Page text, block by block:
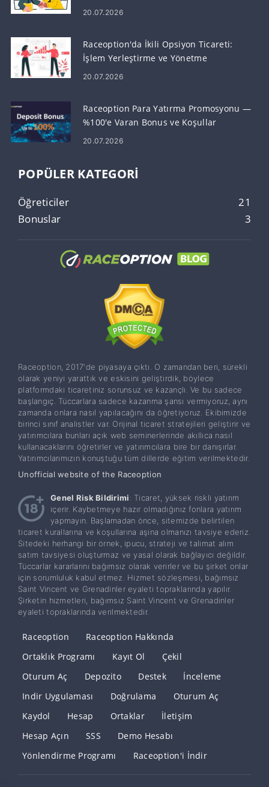
Raceoption'ı Seçiyor?
20.07.2026
Raceoption'da İkili Opsiyon Ticareti:
İşlem Yerleştirme ve Yönetme
20.07.2026
Raceoption Para Yatırma Promosyonu —
%100'e Varan Bonus ve Koşullar
20.07.2026
POPÜLER KATEGORI
Öğreticiler
21
Bonuslar
3
Raceoption, 2017'de piyasaya çıktı. O zamandan beri, sürekli
olarak yeniyi yarattık ve eskisini geliştirdik, böylece
platformdaki ticaretiniz sorunsuz ve kazançlı. Ve bu sadece
başlangıç. Tüccarlara sadece kazanma şansı vermiyoruz, aynı
zamanda onlara nasıl yapılacağını da öğretiyoruz. Ekibimizde
birinci sınıf analistler var. Orijinal ticaret stratejileri geliştirir ve
yatırımcılara bunları açık web seminerlerinde akıllıca nasıl
kullanacaklarını öğretirler ve yatırımcılara bire bir danışırlar.
Yatırımcılarımızın konuştuğu tüm dillerde eğitim verilmektedir.
Unofficial website of the Raceoption
Genel Risk Bildirimi: Ticaret, yüksek riskli yatırım
içerir. Kaybetmeye hazır olmadığınız fonlara yatırım
yapmayın. Başlamadan önce, sitemizde belirtilen
ticaret kurallarına ve koşullarına aşina olmanızı tavsiye ederiz.
Sitedeki herhangi bir örnek, ipucu, strateji ve talimat alım
satım tavsiyesi oluşturmaz ve yasal olarak bağlayıcı değildir.
Tüccarlar kararlarını bağımsız olarak verirler ve bu şirket onlar
için sorumluluk kabul etmez. Hizmet sözleşmesi, bağımsız
Saint Vincent ve Grenadinler eyaleti topraklarında yapılır.
Şirketin hizmetleri, bağımsız Saint Vincent ve Grenadinler
eyaleti topraklarında verilmektedir.
Raceoption
Raceoption Hakkında
Ortaklık Programı
Kayıt Ol
Çekil
Oturum Aç
Depozito Destek
İnceleme
Indir Uygulaması
Doğrulama
Oturum Aç
Kaydol
Hesap Ortaklar
İletişim
Hesap Açın
SSS
Demo Hesabı
Yönlendirme Programı
Raceoption'i İndir